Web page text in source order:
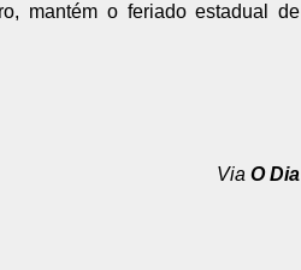
mantém o feriado estadual de
Via O Dia